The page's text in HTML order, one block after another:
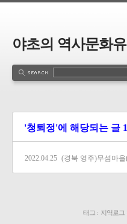
야초의 역사문화
'청퇴정'에 해당되는 글
2022.04.25 (경북 영주)무섬마
태그 : 지역로그